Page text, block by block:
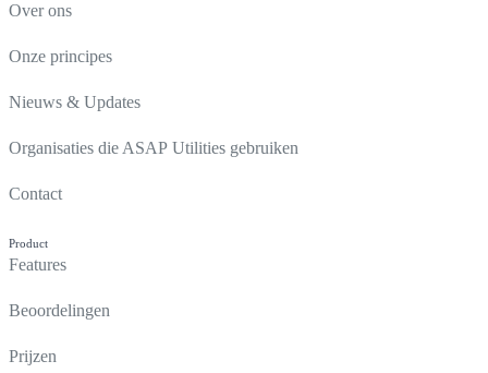
Over ons
Onze principes
Nieuws & Updates
Organisaties die ASAP Utilities gebruiken
Contact
Product
Features
Beoordelingen
Prijzen